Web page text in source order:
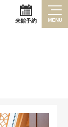
来館予約 MENU